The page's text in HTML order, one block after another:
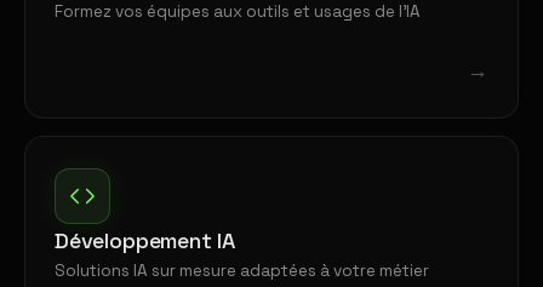
Formez vos équipes aux outils et usages de l'IA
→
Développement IA
Solutions IA sur mesure adaptées à votre métier